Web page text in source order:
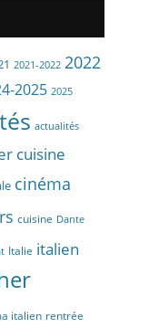
2021-2022 2022
2025 2025
actualités
cuisine
cinéma
cuisine Dante
Italie italien
italien rentrée